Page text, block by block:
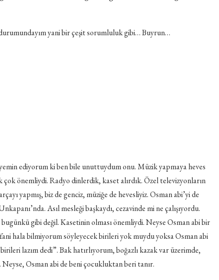
yani bir çeşit sorumluluk gibi… Buyrun…
ediyorum ki ben bile unuttuydum onu. Müzik yapmaya heves
önemliydi. Radyo dinlerdik, kaset alırdık. Özel televizyonların
yapmış, biz de genciz, müziğe de hevesliyiz. Osman abi’yi de
Asıl mesleği başkaydı, cezavinde mi ne çalışıyordu.
gibi değil. Kasetinin olması önemliydi. Neyse Osman abi bir
hala bilmiyorum söyleyecek birileri yok muydu yoksa Osman abi
lazım dedi”. Bak hatırlıyorum, boğazlı kazak var üzerimde,
Neyse, Osman abi de beni çocukluktan beri tanır.